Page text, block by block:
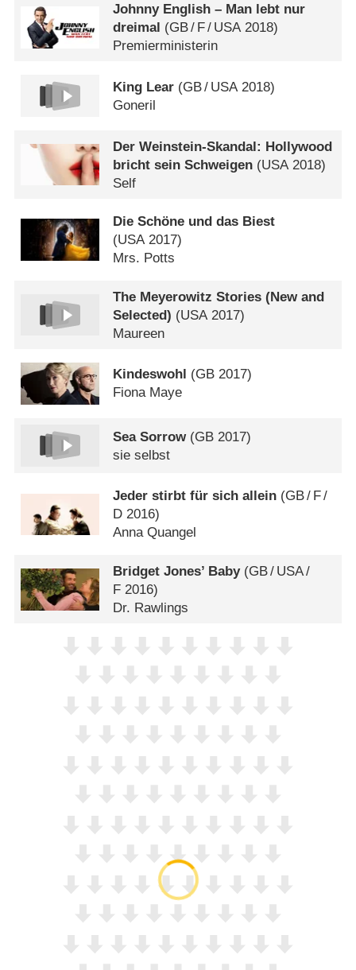
Johnny English – Man lebt nur
dreimal (GB/ F/ USA2018)
Premierministerin
King Lear (GB/ USA 2018)
Goneril
Der Weinstein-Skandal: Hollywood
bricht sein Schweigen (USA 2018)
Self
Die Schöne und das Biest
(USA2017)
Mrs. Potts
The Meyerowitz Stories (New and
Selected) (USA 2017)
Maureen
Kindeswohl (GB 2017)
Fiona Maye
Sea Sorrow (GB 2017)
sie selbst
Jeder stirbt für sich allein (GB/ F/
D 2016)
Anna Quangel
Bridget Jones’ Baby(GB/ USA/
F 2016)
Dr. Rawlings